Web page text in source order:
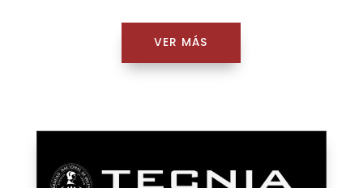
VER MÁS